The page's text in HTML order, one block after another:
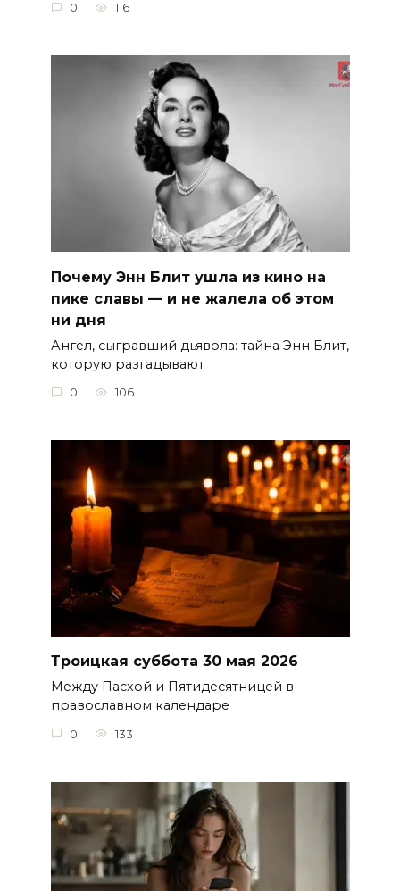
0 116
Почему Энн Блит ушла из кино на
пике славы — и не жалела об этом
ни дня
Ангел, сыгравший дьявола: тайна Энн Блит,
которую разгадывают
0 106
Троицкая суббота 30 мая 2026
Между Пасхой и Пятидесятницей в
православном календаре
0 133